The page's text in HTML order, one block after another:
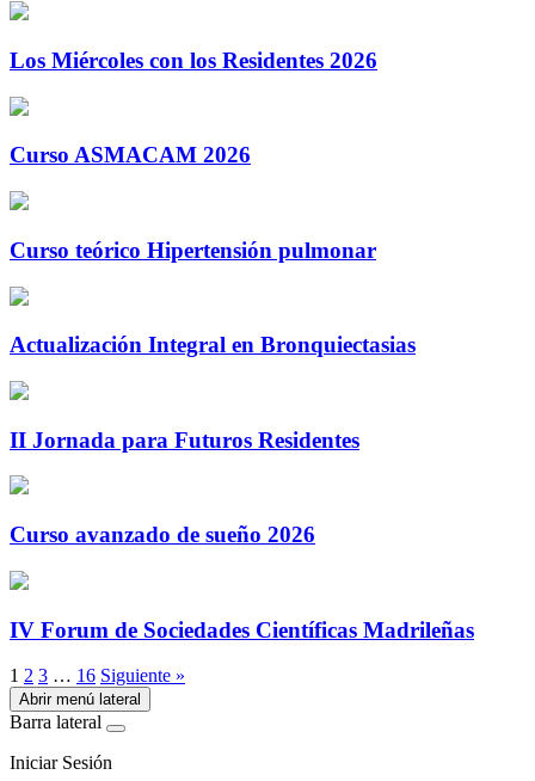
Los Miércoles con los Residentes 2026
Curso ASMACAM 2026
Curso teórico Hipertensión pulmonar
Actualización Integral en Bronquiectasias
II Jornada para Futuros Residentes
Curso avanzado de sueño 2026
IV Forum de Sociedades Científicas Madrileñas
1 2 3 … 16 Siguiente »
Abrir menú lateral
Barra lateral
Iniciar Sesión